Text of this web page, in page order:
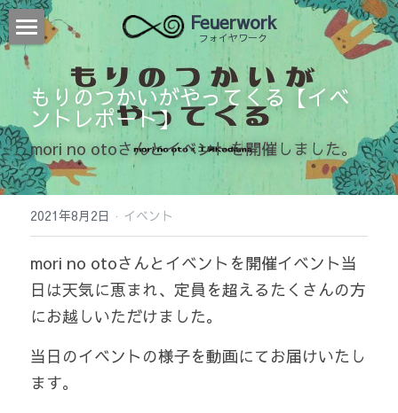
Feuerwork
  フォイヤワーク
ABOUT
WORK
STOOL & CHAIR
TABLE & DESK
SHELVE
LIGHTING
ACCESSORIES
ORDER MADE
SIGN
WROUGHT IRON
WORKSHOP
検索
もりのつかいがやってくる【イベ
ントレポート】
mori no otoさんとイベントを開催しました。
2021年8月2日 · イベント
mori no otoさんとイベントを開催イベント当
日は天気に恵まれ、定員を超えるたくさんの方
にお越しいただけました。
当日のイベントの様子を動画にてお届けいたし
ます。